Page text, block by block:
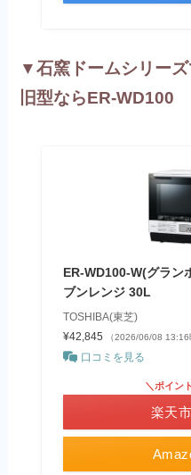
▼石窯ドームシリー
旧型ならER-WD100
ER-WD100-W(グラン
ブンレンジ 30L
TOSHIBA(東芝)
¥42,845
（2026/06/08 13:16
口コミを見る
＼ポイン
楽天